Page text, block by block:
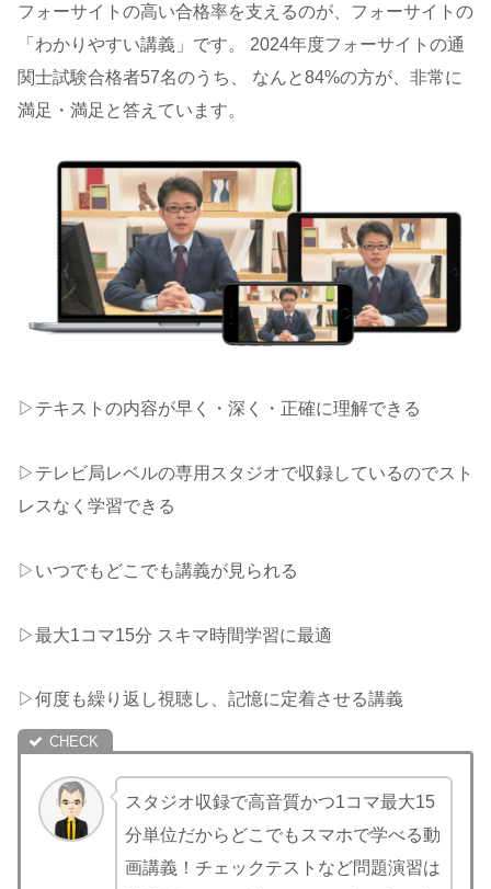
フォーサイトの高い合格率を支えるのが、フォーサイトの
「わかりやすい講義」です。 2024年度フォーサイトの通
関士試験合格者57名のうち、 なんと84%の方が、非常に
満足・満足と答えています。
▷テキストの内容が早く・深く・正確に理解できる
▷テレビ局レベルの専用スタジオで収録しているのでスト
レスなく学習できる
▷いつでもどこでも講義が見られる
▷最大1コマ15分 スキマ時間学習に最適
▷何度も繰り返し視聴し、記憶に定着させる講義
スタジオ収録で高音質かつ1コマ最大15
分単位だからどこでもスマホで学べる動
画講義！チェックテストなど問題演習は